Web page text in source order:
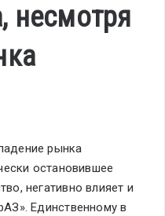
несмотря
рынка
остановившее
негативно влияет и
Единственному в